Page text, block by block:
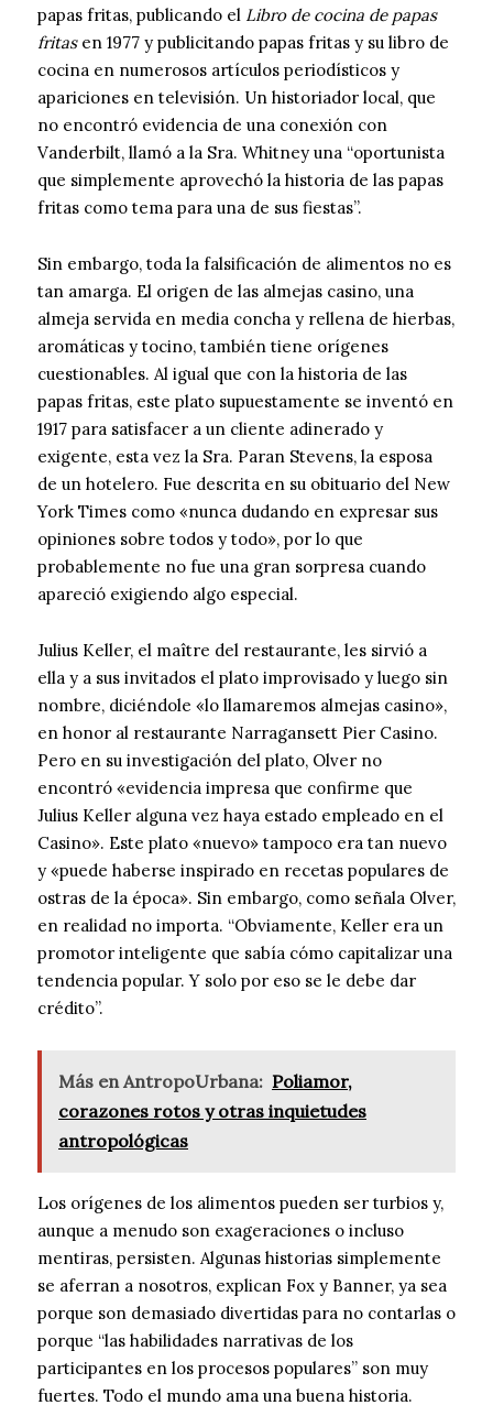
papas fritas, publicando el Libro de cocina de papas
fritasen 1977 y publicitando papas fritas y su libro de
cocina en numerosos artículos periodísticos y
apariciones en televisión. Un historiador local, que
no encontró evidencia de una conexión con
Vanderbilt, llamó a la Sra. Whitney una “oportunista
que simplemente aprovechó la historia de las papas
fritas como tema para una de sus fiestas”.
Sin embargo, toda la falsificación de alimentos no es
tan amarga. El origen de las almejas casino, una
almeja servida en media concha y rellena de hierbas,
aromáticas y tocino, también tiene orígenes
cuestionables. Al igual que con la historia de las
papas fritas, este plato supuestamente se inventó en
1917 para satisfacer a un cliente adinerado y
exigente, esta vez la Sra. Paran Stevens, la esposa
de un hotelero. Fue descrita en su obituario del New
York Times como «nunca dudando en expresar sus
opiniones sobre todos y todo», por lo que
probablemente no fue una gran sorpresa cuando
apareció exigiendo algo especial.
Julius Keller, el maître del restaurante, les sirvió a
ella y a sus invitados el plato improvisado y luego sin
nombre, diciéndole «lo llamaremos almejas casino»,
en honor al restaurante Narragansett Pier Casino.
Pero en su investigación del plato, Olver no
encontró «evidencia impresa que confirme que
Julius Keller alguna vez haya estado empleado en el
Casino». Este plato «nuevo» tampoco era tan nuevo
y «puede haberse inspirado en recetas populares de
ostras de la época». Sin embargo, como señala Olver,
en realidad no importa. “Obviamente, Keller era un
promotor inteligente que sabía cómo capitalizar una
tendencia popular. Y solo por eso se le debe dar
crédito”.
Más en AntropoUrbana: Poliamor,
corazones rotos y otras inquietudes
antropológicas
Los orígenes de los alimentos pueden ser turbios y,
aunque a menudo son exageraciones o incluso
mentiras, persisten. Algunas historias simplemente
se aferran a nosotros, explican Fox y Banner, ya sea
porque son demasiado divertidas para no contarlas o
porque “las habilidades narrativas de los
participantes en los procesos populares” son muy
fuertes. Todo el mundo ama una buena historia.